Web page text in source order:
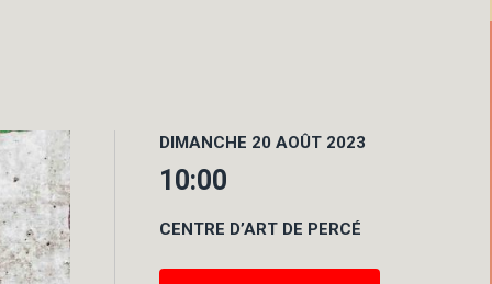
DIMANCHE 20 AOÛT 2023
10:00
CENTRE D’ART DE PERCÉ